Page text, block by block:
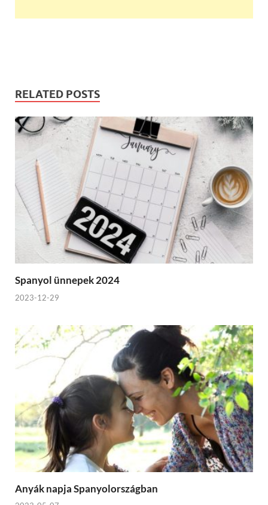
RELATED POSTS
Spanyol ünnepek 2024
2023-12-29
Anyák napja Spanyolországban